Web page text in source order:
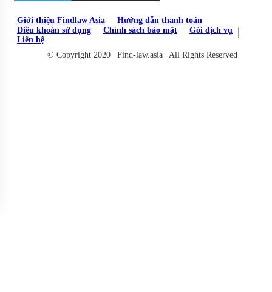
Giới thiệu Findlaw Asia
Hướng dẫn thanh toán
Điều khoản sử dụng
Chính sách bảo mật
Gói dịch vụ
Liên hệ
© Copyright 2020 | Find-law.asia | All Rights Reserved